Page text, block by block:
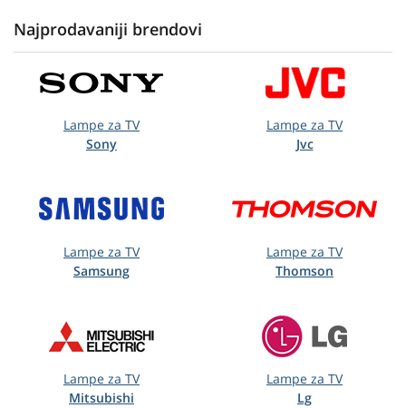
Najprodavaniji brendovi
Lampe za TV
Sony
Lampe za TV
Jvc
Lampe za TV
Samsung
Lampe za TV
Thomson
Lampe za TV
Mitsubishi
Lampe za TV
Lg